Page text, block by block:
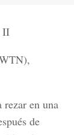
II
rezar en una
de